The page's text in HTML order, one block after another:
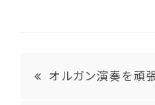
オルガン演奏を頑